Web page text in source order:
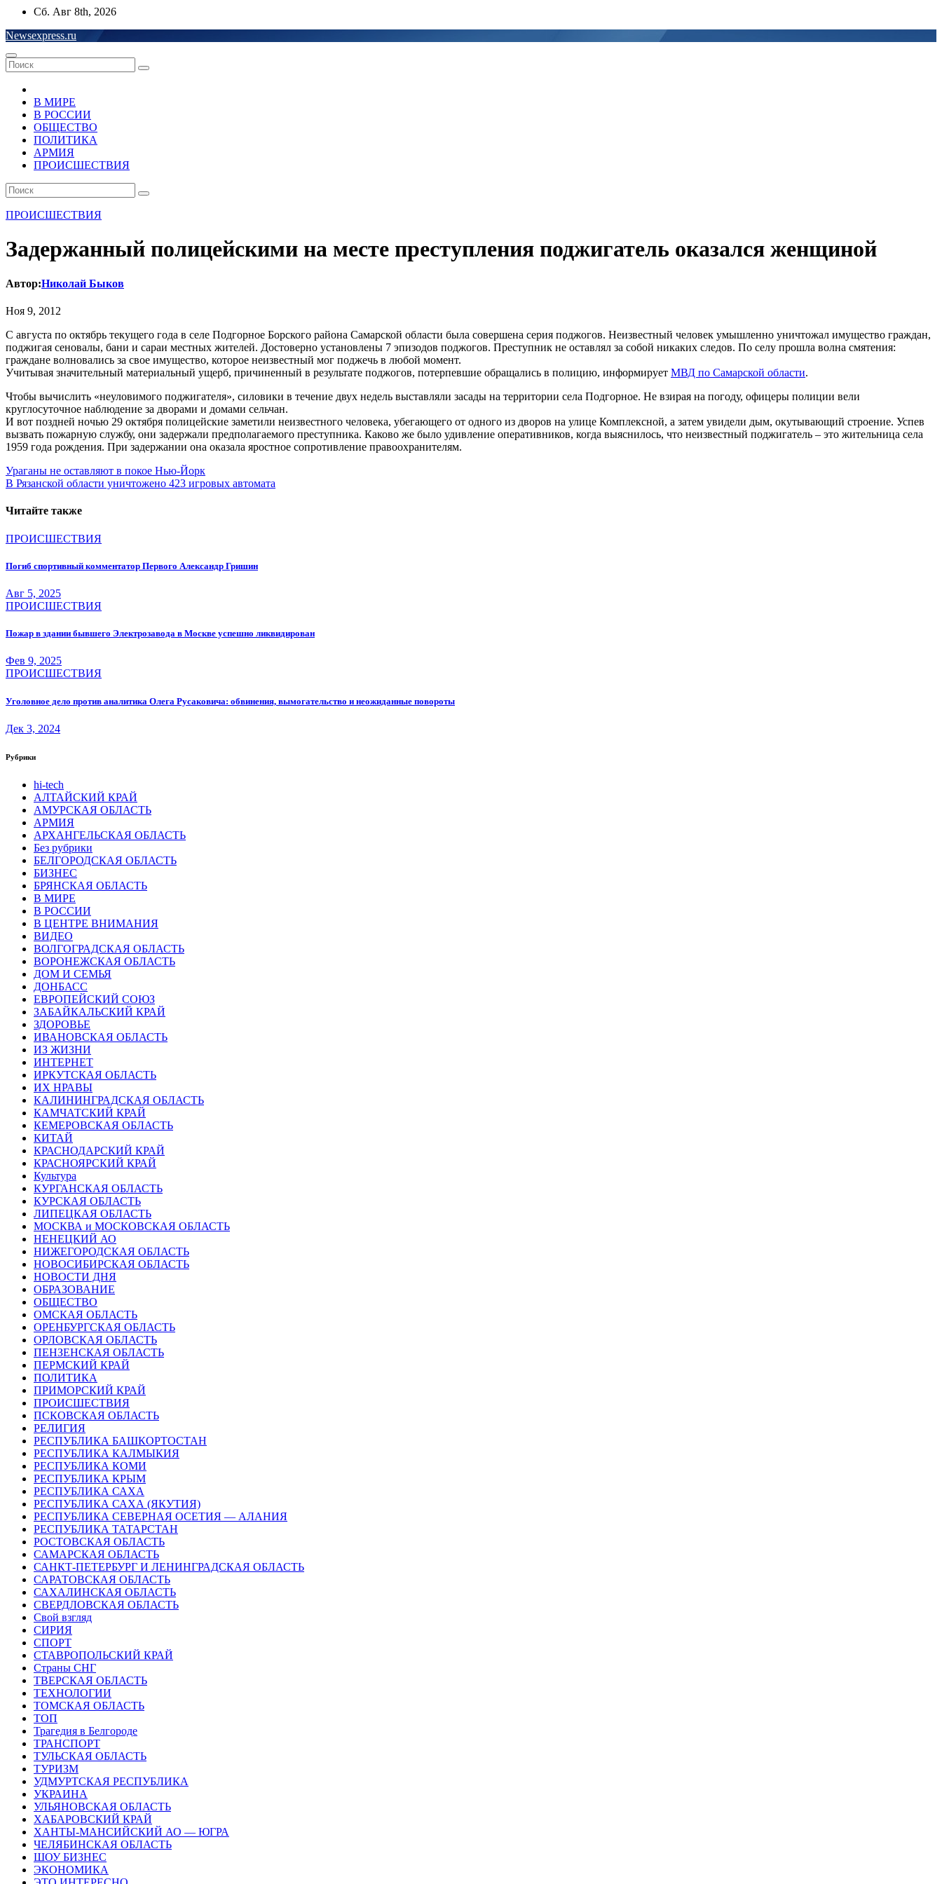
Перейти
содержимому
Сб. Авг 8th, 2026
Newsexpress.ru
В МИРЕ
В РОССИИ
ОБЩЕСТВО
ПОЛИТИКА
АРМИЯ
ПРОИСШЕСТВИЯ
ПРОИСШЕСТВИЯ
Задержанный полицейскими на месте преступления поджигатель оказался женщиной
Автор:Николай Быков
Ноя 9, 2012
С августа по октябрь текущего года в селе Подгорное Борского района Самарской области была совершена серия поджогов. Неизвестный человек умышленно уничтожал имущество граждан,
поджигая сеновалы, бани и сараи местных жителей. Достоверно установлены 7 эпизодов поджогов. Преступник не оставлял за собой никаких следов. По селу прошла волна смятения:
граждане волновались за свое имущество, которое неизвестный мог поджечь в любой момент.
Учитывая значительный материальный ущерб, причиненный в результате поджогов, потерпевшие обращались в полицию, информирует МВД по Самарской области.
Чтобы вычислить «неуловимого поджигателя», силовики в течение двух недель выставляли засады на территории села Подгорное. Не взирая на погоду, офицеры полиции вели
круглосуточное наблюдение за дворами и домами сельчан.
И вот поздней ночью 29 октября полицейские заметили неизвестного человека, убегающего от одного из дворов на улице Комплексной, а затем увидели дым, окутывающий строение. Успев
вызвать пожарную службу, они задержали предполагаемого преступника. Каково же было удивление оперативников, когда выяснилось, что неизвестный поджигатель – это жительница села
1959 года рождения. При задержании она оказала яростное сопротивление правоохранителям.
Навигация
по
записям
Ураганы не оставляют в покое Нью-Йорк
В Рязанской области уничтожено 423 игровых автомата
Читайте также
ПРОИСШЕСТВИЯ
Погиб спортивный комментатор Первого Александр Гришин
Авг 5, 2025
ПРОИСШЕСТВИЯ
Пожар в здании бывшего Электрозавода в Москве успешно ликвидирован
Фев 9, 2025
ПРОИСШЕСТВИЯ
Уголовное дело против аналитика Олега Русаковича: обвинения, вымогательство и неожиданные повороты
Дек 3, 2024
Рубрики
hi-tech
АЛТАЙСКИЙ КРАЙ
АМУРСКАЯ ОБЛАСТЬ
АРМИЯ
АРХАНГЕЛЬСКАЯ ОБЛАСТЬ
Без рубрики
БЕЛГОРОДСКАЯ ОБЛАСТЬ
БИЗНЕС
БРЯНСКАЯ ОБЛАСТЬ
В МИРЕ
В РОССИИ
В ЦЕНТРЕ ВНИМАНИЯ
ВИДЕО
ВОЛГОГРАДСКАЯ ОБЛАСТЬ
ВОРОНЕЖСКАЯ ОБЛАСТЬ
ДОМ И СЕМЬЯ
ДОНБАСС
ЕВРОПЕЙСКИЙ СОЮЗ
ЗАБАЙКАЛЬСКИЙ КРАЙ
ЗДОРОВЬЕ
ИВАНОВСКАЯ ОБЛАСТЬ
ИЗ ЖИЗНИ
ИНТЕРНЕТ
ИРКУТСКАЯ ОБЛАСТЬ
ИХ НРАВЫ
КАЛИНИНГРАДCКАЯ ОБЛАСТЬ
КАМЧАТСКИЙ КРАЙ
КЕМЕРОВСКАЯ ОБЛАСТЬ
КИТАЙ
КРАСНОДАРСКИЙ КРАЙ
КРАСНОЯРСКИЙ КРАЙ
Культура
КУРГАНСКАЯ ОБЛАСТЬ
КУРСКАЯ ОБЛАСТЬ
ЛИПЕЦКАЯ ОБЛАСТЬ
МОСКВА и МОСКОВСКАЯ ОБЛАСТЬ
НЕНЕЦКИЙ АО
НИЖЕГОРОДСКАЯ ОБЛАСТЬ
НОВОСИБИРСКАЯ ОБЛАСТЬ
НОВОСТИ ДНЯ
ОБРАЗОВАНИЕ
ОБЩЕСТВО
ОМСКАЯ ОБЛАСТЬ
ОРЕНБУРГСКАЯ ОБЛАСТЬ
ОРЛОВСКАЯ ОБЛАСТЬ
ПЕНЗЕНСКАЯ ОБЛАСТЬ
ПЕРМСКИЙ КРАЙ
ПОЛИТИКА
ПРИМОРСКИЙ КРАЙ
ПРОИСШЕСТВИЯ
ПСКОВСКАЯ ОБЛАСТЬ
РЕЛИГИЯ
РЕСПУБЛИКА БАШКОРТОСТАН
РЕСПУБЛИКА КАЛМЫКИЯ
РЕСПУБЛИКА КОМИ
РЕСПУБЛИКА КРЫМ
РЕСПУБЛИКА САХА
РЕСПУБЛИКА САХА (ЯКУТИЯ)
РЕСПУБЛИКА СЕВЕРНАЯ ОСЕТИЯ — АЛАНИЯ
РЕСПУБЛИКА ТАТАРСТАН
РОСТОВСКАЯ ОБЛАСТЬ
САМАРСКАЯ ОБЛАСТЬ
САНКТ-ПЕТЕРБУРГ И ЛЕНИНГРАДСКАЯ ОБЛАСТЬ
САРАТОВСКАЯ ОБЛАСТЬ
САХАЛИНСКАЯ ОБЛАСТЬ
СВЕРДЛОВСКАЯ ОБЛАСТЬ
Свой взгляд
СИРИЯ
СПОРТ
СТАВРОПОЛЬСКИЙ КРАЙ
Страны СНГ
ТВЕРСКАЯ ОБЛАСТЬ
ТЕХНОЛОГИИ
ТОМСКАЯ ОБЛАСТЬ
ТОП
Трагедия в Белгороде
ТРАНСПОРТ
ТУЛЬСКАЯ ОБЛАСТЬ
ТУРИЗМ
УДМУРТСКАЯ РЕСПУБЛИКА
УКРАИНА
УЛЬЯНОВСКАЯ ОБЛАСТЬ
ХАБАРОВСКИЙ КРАЙ
ХАНТЫ-МАНСИЙСКИЙ АО — ЮГРА
ЧЕЛЯБИНСКАЯ ОБЛАСТЬ
ШОУ БИЗНЕС
ЭКОНОМИКА